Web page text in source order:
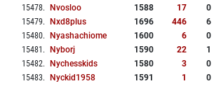
15478. Nvosloo 1588 17
0
15479. Nxd8plus 1696 446
6
15480. Nyashachiome 1600 6
0
15481 . Nyborj 1590 22
1
15482. Nychesskids 1580 3
0
15483. Nyckid1958 1591 1
0